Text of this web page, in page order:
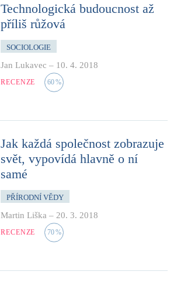
Technologická budoucnost až
příliš růžová
SOCIOLOGIE
Jan Lukavec – 10. 4. 2018
RECENZE 60%
Jak každá společnost zobrazuje
svět, vypovídá hlavně o ní
samé
PŘÍRODNÍ VĚDY
Martin Liška – 20. 3. 2018
RECENZE 70%